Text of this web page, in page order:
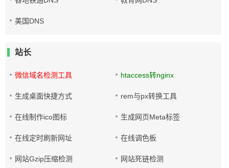
美国DNS
站长
微信域名检测工具 htaccess转nginx
生成桌面快捷方式 rem与px转换工具
在线制作ico图标 生成网页Meta标签
在线定时刷新网址 在线调色板
网站Gzip压缩检测 网站死链检测